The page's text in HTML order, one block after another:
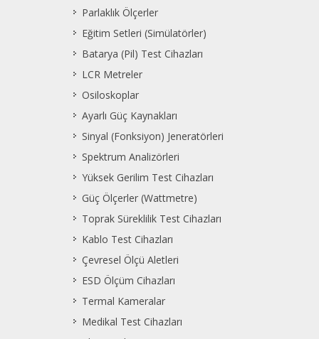
Parlaklık Ölçerler
Eğitim Setleri (Simülatörler)
Batarya (Pil) Test Cihazları
LCR Metreler
Osiloskoplar
Ayarlı Güç Kaynakları
Sinyal (Fonksiyon) Jeneratörleri
Spektrum Analizörleri
Yüksek Gerilim Test Cihazları
Güç Ölçerler (Wattmetre)
Toprak Süreklilik Test Cihazları
Kablo Test Cihazları
Çevresel Ölçü Aletleri
ESD Ölçüm Cihazları
Termal Kameralar
Medikal Test Cihazları